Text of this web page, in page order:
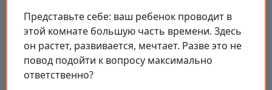
Представьте себе: ваш ребенок проводит в
этой комнате большую часть времени. Здесь
он растет, развивается, мечтает. Разве это не
повод подойти к вопросу максимально
ответственно?